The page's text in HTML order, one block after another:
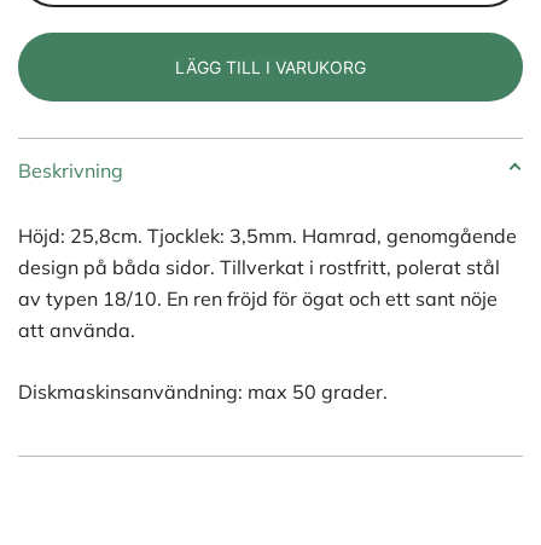
Thor
-
Salldsbestick,
Nimbus
LÄGG TILL I VARUKORG
Beskrivning
Höjd: 25,8cm. Tjocklek: 3,5mm. Hamrad, genomgående
design på båda sidor. Tillverkat i rostfritt, polerat stål
av typen 18/10. En ren fröjd för ögat och ett sant nöje
att använda.
Diskmaskinsanvändning: max 50 grader.